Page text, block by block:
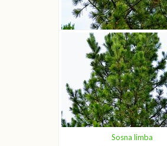
Sosna limba
Joanna Boisse
Sosna limba